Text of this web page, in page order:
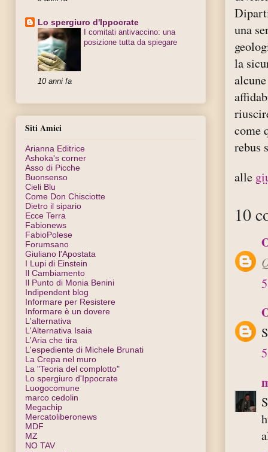
una
la
come
rebus
alle
10
Lo spergiuro d'Ippocrate
I comitati antivaccino: una
posizione tutta da spiegare
10 anni fa
Siti Amici
Arianna Editrice
Ashoka's corner
Asso di Picche
Buonsenso
Cieli Blu
Come Don Chisciotte
Dietro il sipario
Ecce Terra
Fabionews
FabioPolese
Forumsano
Giuliano l'Apostata
I Lupi di Einstein
Il Cambiamento
Il Punto di Monia Benini
Indipendent blog
Informare per Resistere
Informare è un dovere
L'alternativa
L'Alternativa Isaia
L'Aria che tira
L'espediente di Michele Brunati
La Crepa nel muro
La "Teoria del complotto"
Lo spergiuro d'Ippocrate
Luogocomune
marco cedolin
Megachip
Mercatoliberonews
MDF
MZ
NO TAV